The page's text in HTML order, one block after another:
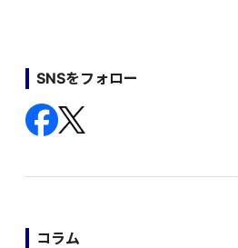
SNSをフォロー
コラム